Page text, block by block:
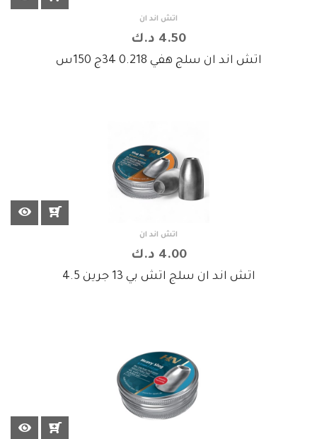
اتش اند ان
4.50 د.ك
اتش اند ان سلج هفي 0.218 34ج 150س
اتش اند ان
4.00 د.ك
اتش اند ان سلج اتش بي 13 جرين 4.5